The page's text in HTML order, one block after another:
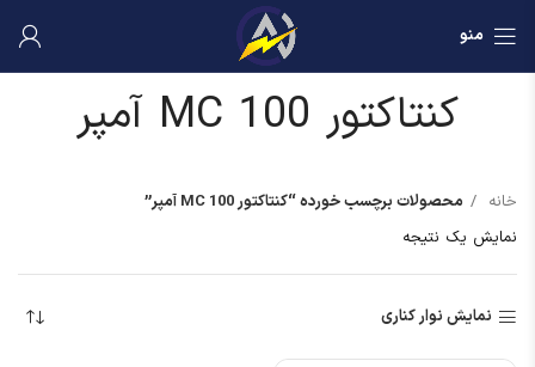
منو
کنتاکتور MC 100 آمپر
خانه
محصولات برچسب خورده “کنتاکتور MC 100 آمپر”
نمایش یک نتیجه
نمایش نوار کناری